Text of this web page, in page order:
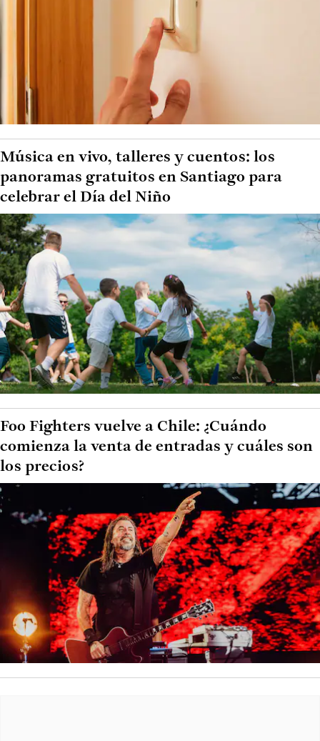
Música en vivo, talleres y cuentos: los
panoramas gratuitos en Santiago para
celebrar el Día del Niño
Foo Fighters vuelve a Chile: ¿Cuándo
comienza la venta de entradas y cuáles son
los precios?